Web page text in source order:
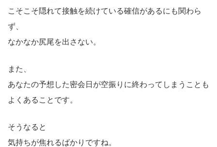
こそこそ隠れて接触を続けている確信があるにも関わら
ず、
なかなか尻尾を出さない。
また、
あなたの予想した密会日が空振りに終わってしまうことも
よくあることです。
そうなると
気持ちが焦れるばかりですね。